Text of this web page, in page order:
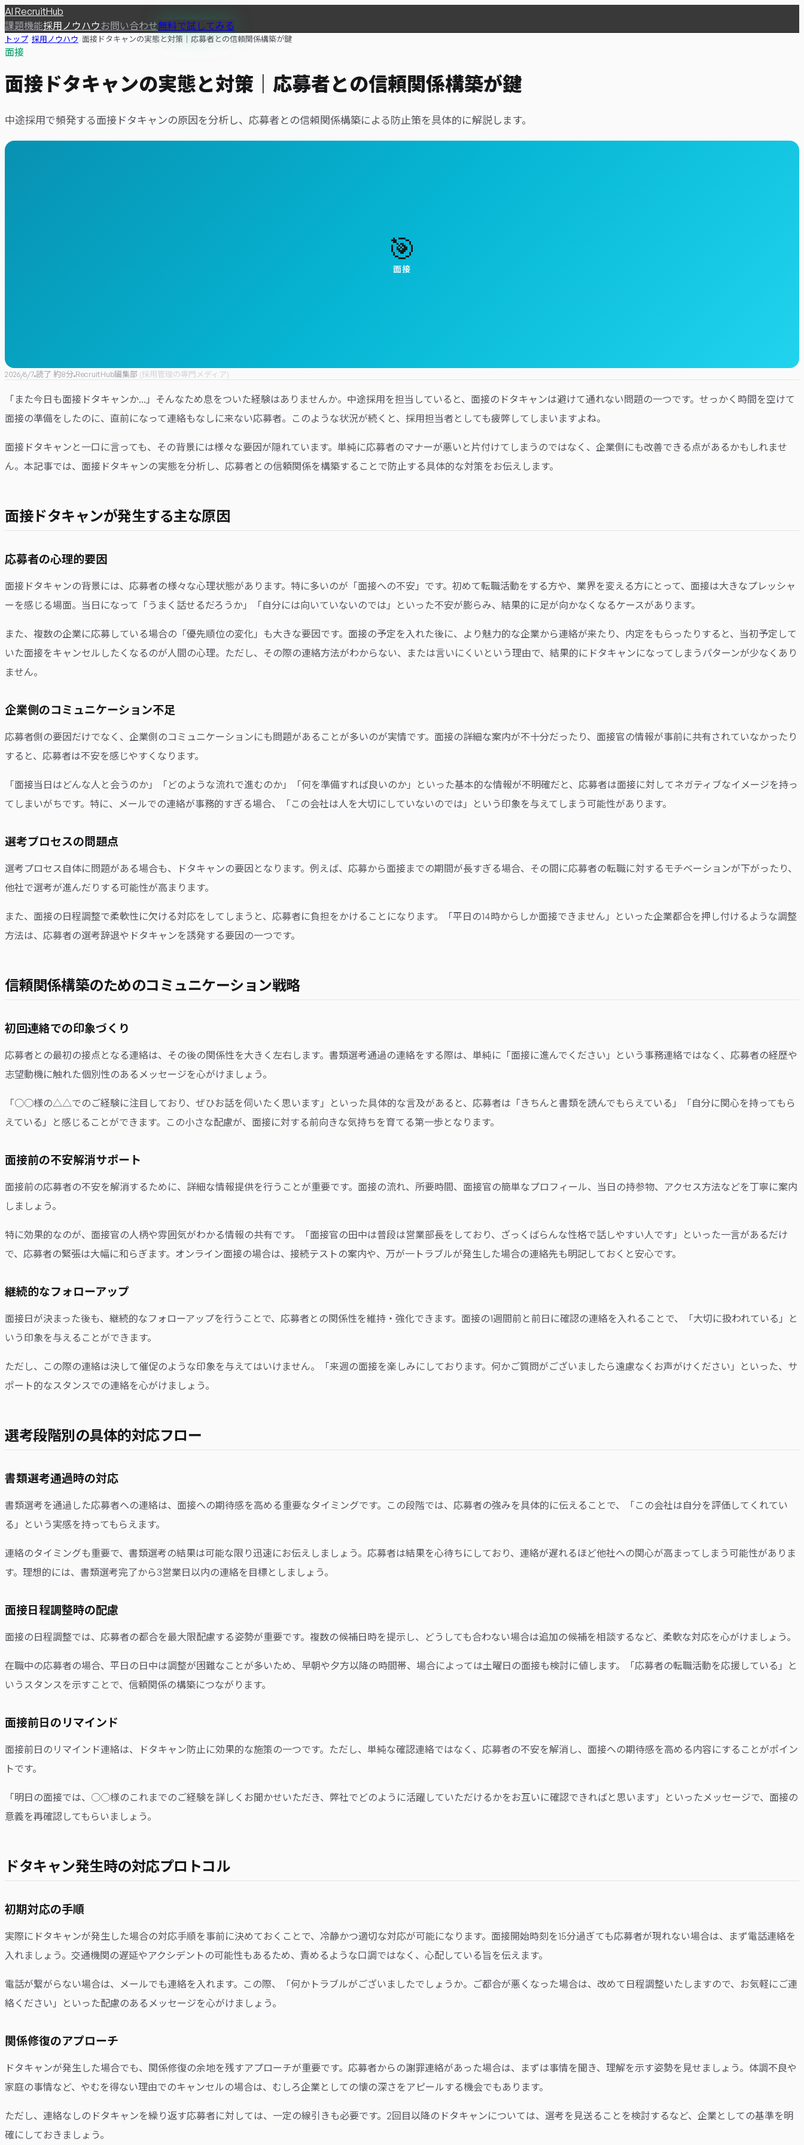
AI RecruitHub
課題機能採用ノウハウお問い合わせ無料で試してみる
トップ 採用ノウハウ 面接ドタキャンの実態と対策｜応募者との信頼関係構築が鍵
面接
面接ドタキャンの実態と対策｜応募者との信頼関係構築が鍵
中途採用で頻発する面接ドタキャンの原因を分析し、応募者との信頼関係構築による防止策を具体的に解説します。
🎯
面接
2026/6/7読了 約8分 RecruitHub編集部 (採用管理の専門メディア)
「また今日も面接ドタキャンか...」そんなため息をついた経験はありませんか。中途採用を担当していると、面接のドタキャンは避けて通れない問題の一つです。せっかく時間を空けて
面接の準備をしたのに、直前になって連絡もなしに来ない応募者。このような状況が続くと、採用担当者としても疲弊してしまいますよね。
面接ドタキャンと一口に言っても、その背景には様々な要因が隠れています。単純に応募者のマナーが悪いと片付けてしまうのではなく、企業側にも改善できる点があるかもしれませ
ん。本記事では、面接ドタキャンの実態を分析し、応募者との信頼関係を構築することで防止する具体的な対策をお伝えします。
面接ドタキャンが発生する主な原因
応募者の心理的要因
面接ドタキャンの背景には、応募者の様々な心理状態があります。特に多いのが「面接への不安」です。初めて転職活動をする方や、業界を変える方にとって、面接は大きなプレッシャ
ーを感じる場面。当日になって「うまく話せるだろうか」「自分には向いていないのでは」といった不安が膨らみ、結果的に足が向かなくなるケースがあります。
また、複数の企業に応募している場合の「優先順位の変化」も大きな要因です。面接の予定を入れた後に、より魅力的な企業から連絡が来たり、内定をもらったりすると、当初予定して
いた面接をキャンセルしたくなるのが人間の心理。ただし、その際の連絡方法がわからない、または言いにくいという理由で、結果的にドタキャンになってしまうパターンが少なくあり
ません。
企業側のコミュニケーション不足
応募者側の要因だけでなく、企業側のコミュニケーションにも問題があることが多いのが実情です。面接の詳細な案内が不十分だったり、面接官の情報が事前に共有されていなかったり
すると、応募者は不安を感じやすくなります。
「面接当日はどんな人と会うのか」「どのような流れで進むのか」「何を準備すれば良いのか」といった基本的な情報が不明確だと、応募者は面接に対してネガティブなイメージを持っ
てしまいがちです。特に、メールでの連絡が事務的すぎる場合、「この会社は人を大切にしていないのでは」という印象を与えてしまう可能性があります。
選考プロセスの問題点
選考プロセス自体に問題がある場合も、ドタキャンの要因となります。例えば、応募から面接までの期間が長すぎる場合、その間に応募者の転職に対するモチベーションが下がったり、
他社で選考が進んだりする可能性が高まります。
また、面接の日程調整で柔軟性に欠ける対応をしてしまうと、応募者に負担をかけることになります。「平日の14時からしか面接できません」といった企業都合を押し付けるような調整
方法は、応募者の選考辞退やドタキャンを誘発する要因の一つです。
信頼関係構築のためのコミュニケーション戦略
初回連絡での印象づくり
応募者との最初の接点となる連絡は、その後の関係性を大きく左右します。書類選考通過の連絡をする際は、単純に「面接に進んでください」という事務連絡ではなく、応募者の経歴や
志望動機に触れた個別性のあるメッセージを心がけましょう。
「○○様の△△でのご経験に注目しており、ぜひお話を伺いたく思います」といった具体的な言及があると、応募者は「きちんと書類を読んでもらえている」「自分に関心を持ってもら
えている」と感じることができます。この小さな配慮が、面接に対する前向きな気持ちを育てる第一歩となります。
面接前の不安解消サポート
面接前の応募者の不安を解消するために、詳細な情報提供を行うことが重要です。面接の流れ、所要時間、面接官の簡単なプロフィール、当日の持参物、アクセス方法などを丁寧に案内
しましょう。
特に効果的なのが、面接官の人柄や雰囲気がわかる情報の共有です。「面接官の田中は普段は営業部長をしており、ざっくばらんな性格で話しやすい人です」といった一言があるだけ
で、応募者の緊張は大幅に和らぎます。オンライン面接の場合は、接続テストの案内や、万が一トラブルが発生した場合の連絡先も明記しておくと安心です。
継続的なフォローアップ
面接日が決まった後も、継続的なフォローアップを行うことで、応募者との関係性を維持・強化できます。面接の1週間前と前日に確認の連絡を入れることで、「大切に扱われている」と
いう印象を与えることができます。
ただし、この際の連絡は決して催促のような印象を与えてはいけません。「来週の面接を楽しみにしております。何かご質問がございましたら遠慮なくお声がけください」といった、サ
ポート的なスタンスでの連絡を心がけましょう。
選考段階別の具体的対応フロー
書類選考通過時の対応
書類選考を通過した応募者への連絡は、面接への期待感を高める重要なタイミングです。この段階では、応募者の強みを具体的に伝えることで、「この会社は自分を評価してくれてい
る」という実感を持ってもらえます。
連絡のタイミングも重要で、書類選考の結果は可能な限り迅速にお伝えしましょう。応募者は結果を心待ちにしており、連絡が遅れるほど他社への関心が高まってしまう可能性がありま
す。理想的には、書類選考完了から3営業日以内の連絡を目標としましょう。
面接日程調整時の配慮
面接の日程調整では、応募者の都合を最大限配慮する姿勢が重要です。複数の候補日時を提示し、どうしても合わない場合は追加の候補を相談するなど、柔軟な対応を心がけましょう。
在職中の応募者の場合、平日の日中は調整が困難なことが多いため、早朝や夕方以降の時間帯、場合によっては土曜日の面接も検討に値します。「応募者の転職活動を応援している」と
いうスタンスを示すことで、信頼関係の構築につながります。
面接前日のリマインド
面接前日のリマインド連絡は、ドタキャン防止に効果的な施策の一つです。ただし、単純な確認連絡ではなく、応募者の不安を解消し、面接への期待感を高める内容にすることがポイン
トです。
「明日の面接では、○○様のこれまでのご経験を詳しくお聞かせいただき、弊社でどのように活躍していただけるかをお互いに確認できればと思います」といったメッセージで、面接の
意義を再確認してもらいましょう。
ドタキャン発生時の対応プロトコル
初期対応の手順
実際にドタキャンが発生した場合の対応手順を事前に決めておくことで、冷静かつ適切な対応が可能になります。面接開始時刻を15分過ぎても応募者が現れない場合は、まず電話連絡を
入れましょう。交通機関の遅延やアクシデントの可能性もあるため、責めるような口調ではなく、心配している旨を伝えます。
電話が繋がらない場合は、メールでも連絡を入れます。この際、「何かトラブルがございましたでしょうか。ご都合が悪くなった場合は、改めて日程調整いたしますので、お気軽にご連
絡ください」といった配慮のあるメッセージを心がけましょう。
関係修復のアプローチ
ドタキャンが発生した場合でも、関係修復の余地を残すアプローチが重要です。応募者からの謝罪連絡があった場合は、まずは事情を聞き、理解を示す姿勢を見せましょう。体調不良や
家庭の事情など、やむを得ない理由でのキャンセルの場合は、むしろ企業としての懐の深さをアピールする機会でもあります。
ただし、連絡なしのドタキャンを繰り返す応募者に対しては、一定の線引きも必要です。2回目以降のドタキャンについては、選考を見送ることを検討するなど、企業としての基準を明
確にしておきましょう。